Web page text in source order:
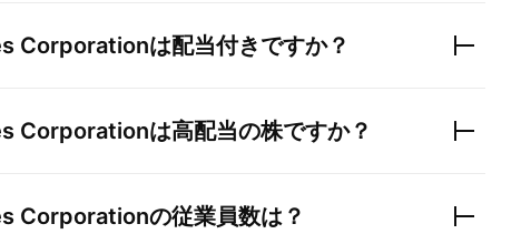
Corporationは配当付きですか？
Corporationは高配当の株ですか？
Corporationの従業員数は？